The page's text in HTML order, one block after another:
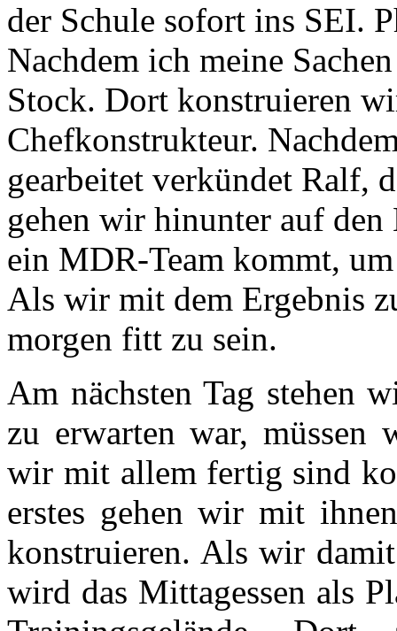
der Schule sofort ins SEI.
Nachdem ich meine
Stock. Dort konstruieren
Chefkonstrukteur.
gearbeitet verkündet Ralf,
gehen wir hinunter auf
ein MDR-Team kommt,
Als wir mit dem Ergebnis
morgen fitt zu sein.
Am nächsten Tag stehen
zu erwarten war, müssen
wir mit allem fertig sind
erstes gehen wir mit
konstruieren. Als wir
wird das Mittagessen als